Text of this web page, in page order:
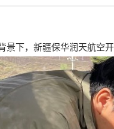
景下，新疆保华润天航空